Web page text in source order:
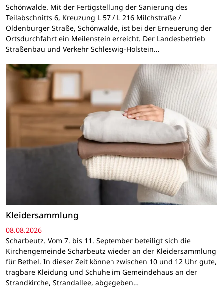
Schönwalde. Mit der Fertigstellung der Sanierung des
Teilabschnitts 6, Kreuzung L 57 / L 216 Milchstraße /
Oldenburger Straße, Schönwalde, ist bei der Erneuerung der
Ortsdurchfahrt ein Meilenstein erreicht. Der Landesbetrieb
Straßenbau und Verkehr Schleswig-Holstein…
Kleidersammlung
08.08.2026
Scharbeutz. Vom 7. bis 11. September beteiligt sich die
Kirchengemeinde Scharbeutz wieder an der Kleidersammlung
für Bethel. In dieser Zeit können zwischen 10 und 12 Uhr gute,
tragbare Kleidung und Schuhe im Gemeindehaus an der
Strandkirche, Strandallee, abgegeben…